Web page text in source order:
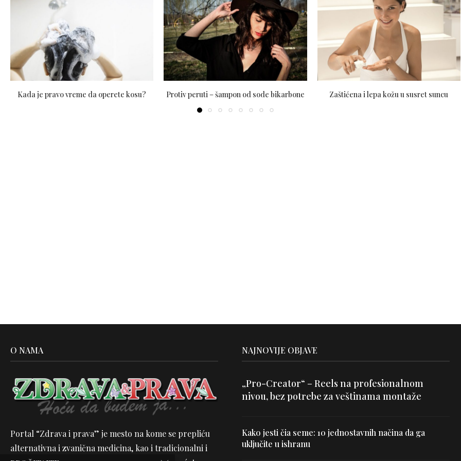
Kada je pravo vreme da operete kosu? Protiv peruti – šampon od sode bikarbone Zaštićena i lepa kožu u susret suncu
O NAMA
Portal “Zdrava i prava” je mesto na kome se prepliću
alternativna i zvanična medicina, kao i tradicionalni i
NAJNOVIJE OBJAVE
„Pro-Creator“ – Reels na profesionalnom
nivou, bez potrebe za veštinama montaže
Kako jesti čia seme: 10 jednostavnih načina da ga
uključite u ishranu